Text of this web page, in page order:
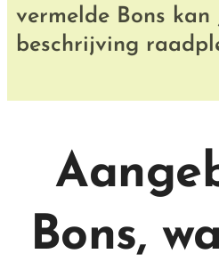
vermelde Bons
beschrijving
Bons,